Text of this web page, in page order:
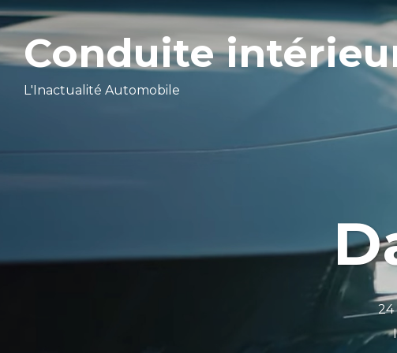
Conduite
L'Inactualité Automobile
24